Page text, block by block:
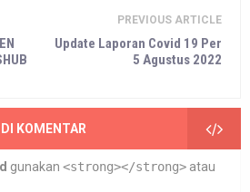
PREVIOUS ARTICLE
Update Laporan Covid 19 Per
5 Agustus 2022
KOMENTAR
gunakan <strong></strong> atau